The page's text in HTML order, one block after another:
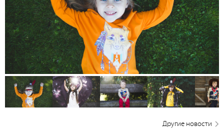
Другие новости